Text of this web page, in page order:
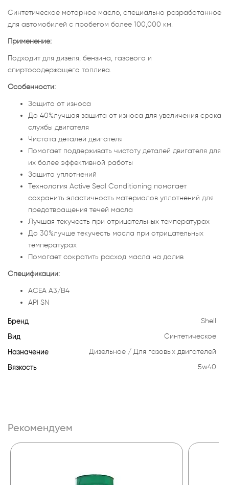
Cинтетическое моторное масло, специально разработанное
для автомобилей с пробегом более 100,000 км.
Применение:
Подходит для дизеля, бензина, газового и
спиртосодержащего топлива.
Особенности:
Защита от износа
До 40%лучшая защита от износа для увеличения срока
службы двигателя
Чистота деталей двигателя
Помогает поддерживать чистоту деталей двигателя для
их более эффективной работы
Защита уплотнений
Технология Active Seal Conditioning помогает
сохранить эластичность материалов уплотнений для
предотвращения течей масла
Лучшая текучесть при отрицательных температурах
До 30%лучше текучесть масла при отрицательных
температурах
Помогает сократить расход масла на долив
Спецификации:
ACEA A3/B4
API SN
Бренд Shell
Вид Синтетическое
Назначение Дизельное Для газовых двигателей
Вязкость 5w40
Рекомендуем